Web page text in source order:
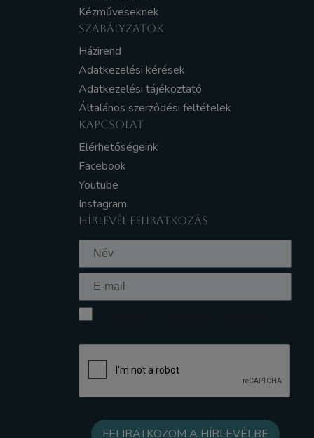
Kézműveseknek
SZABÁLYZATOK
Házirend
Adatkezelési kérések
Adatkezelési tájékoztató
Általános szerződési feltételek
KAPCSOLAT
Elérhetőségeink
Facebook
Youtube
Instagram
HÍRLEVÉL FELIRATKOZÁS